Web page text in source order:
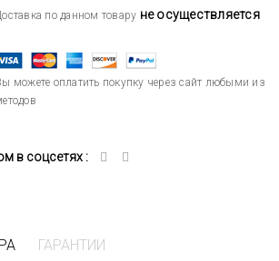
по данном товару не осуществляется
можете оплатить покупку через сайт любыми из
в соцсетях :
ГАРАНТИИ